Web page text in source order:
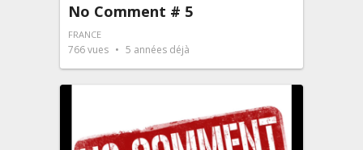
No Comment # 5
FRANCE
766vues 5 années déjà